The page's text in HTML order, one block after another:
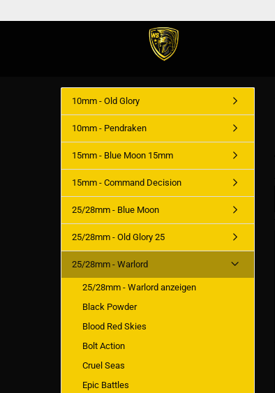
10mm - Old Glory
10mm - Pendraken
15mm - Blue Moon 15mm
15mm - Command Decision
25/28mm - Blue Moon
25/28mm - Old Glory 25
25/28mm - Warlord
25/28mm - Warlord anzeigen
Black Powder
Blood Red Skies
Bolt Action
Cruel Seas
Epic Battles